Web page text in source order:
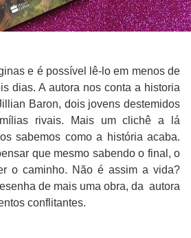
e é possível lê-lo em menos de
dias. A autora nos conta a historia
Baron, dois jovens destemidos
rivais. Mais um clichê a lá
sabemos como a história acaba.
que mesmo sabendo o final, o
o caminho. Não é assim a vida?
de mais uma obra, da autora
conflitantes.